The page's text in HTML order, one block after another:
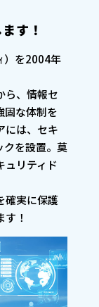
す！
）を2004年
ら、情報セ
固な体制を
には、セキ
クを設置。莫
ュリティド
確実に保護
！